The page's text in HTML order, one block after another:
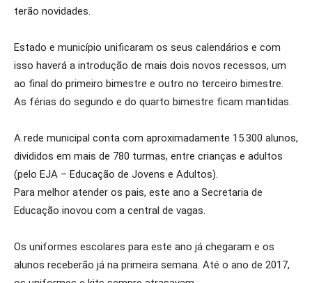
terão novidades.
Estado e município unificaram os seus calendários e com
isso haverá a introdução de mais dois novos recessos, um
ao final do primeiro bimestre e outro no terceiro bimestre.
As férias do segundo e do quarto bimestre ficam mantidas.
A rede municipal conta com aproximadamente 15.300 alunos,
divididos em mais de 780 turmas, entre crianças e adultos
(pelo EJA – Educação de Jovens e Adultos).
Para melhor atender os pais, este ano a Secretaria de
Educação inovou com a central de vagas.
Os uniformes escolares para este ano já chegaram e os
alunos receberão já na primeira semana. Até o ano de 2017,